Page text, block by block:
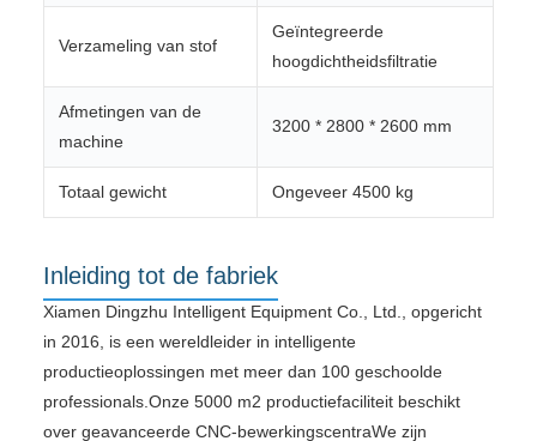
Verzameling van stof
Geïntegreerde
hoogdichtheidsfiltratie
Afmetingen van de
machine
3200 * 2800 * 2600 mm
Totaal gewicht Ongeveer 4500 kg
Inleiding tot de fabriek
Xiamen Dingzhu Intelligent Equipment Co., Ltd., opgericht
in 2016, is een wereldleider in intelligente
productieoplossingen met meer dan 100 geschoolde
professionals.Onze 5000 m2 productiefaciliteit beschikt
over geavanceerde CNC-bewerkingscentraWe zijn